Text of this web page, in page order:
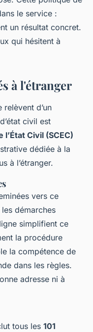
le service :
un résultat concret.
qui hésitent à
à l'étranger
relèvent d’un
civil est
Civil (SCEC)
dédiée à la
à l’étranger.
vers ce
démarches
simplifient ce
la procédure
la compétence de
dans les règles.
adresse ni à
tous les 101